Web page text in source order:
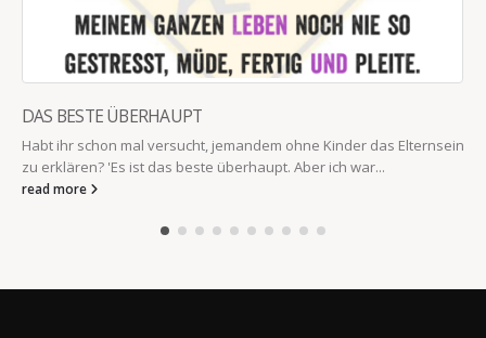
DAS BESTE ÜBERHAUPT
Habt ihr schon mal versucht, jemandem ohne Kinder das Elternsein
zu erklären? 'Es ist das beste überhaupt. Aber ich war...
read more